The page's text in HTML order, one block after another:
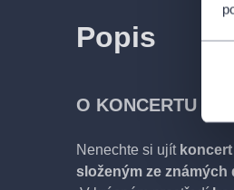
Popis
O KONCERTU
Nenechte si ujít
složeným ze